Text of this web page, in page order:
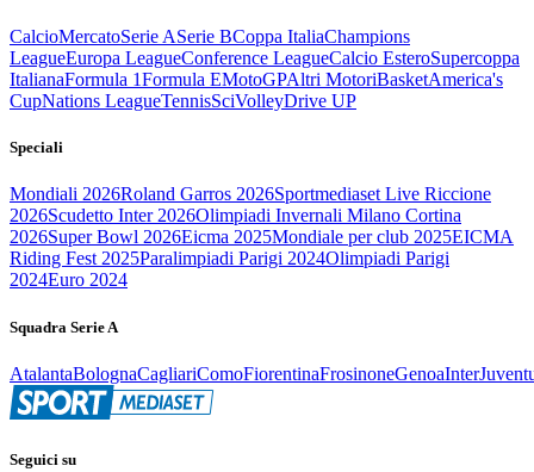
CalcioMercatoSerie ASerie BCoppa ItaliaChampions
LeagueEuropa LeagueConference LeagueCalcio EsteroSupercoppa
ItalianaFormula 1Formula EMotoGPAltri MotoriBasketAmerica's
CupNations LeagueTennisSciVolleyDrive UP
Speciali
Mondiali 2026Roland Garros 2026Sportmediaset Live Riccione
2026Scudetto Inter 2026Olimpiadi Invernali Milano Cortina
2026Super Bowl 2026Eicma 2025Mondiale per club 2025EICMA
Riding Fest 2025Paralimpiadi Parigi 2024Olimpiadi Parigi
2024Euro 2024
Squadra Serie A
AtalantaBolognaCagliariComoFiorentinaFrosinoneGenoaInter
Seguici su